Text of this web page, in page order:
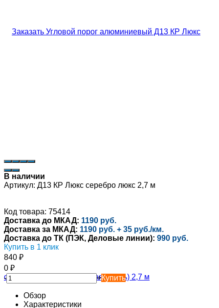
В наличии
Артикул: Д13 КР Люкс серебро люкс 2,7 м
Код товара: 75414
Доставка до МКАД: 1190 руб.
Доставка за МКАД: 1190 руб. + 35 руб./км.
Доставка до ТК (ПЭК, Деловые линии): 990 руб.
Купить в 1 клик
840 ₽
0 ₽
-
+Купить
Обзор
Характеристики